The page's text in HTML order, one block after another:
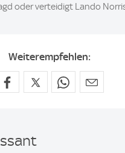
oder verteidigt Lando
Weiterempfehlen: